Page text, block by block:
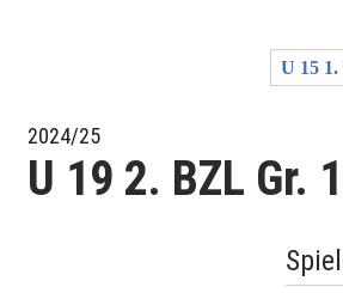
U 15
2024/25
U 19 2. BZL Gr.